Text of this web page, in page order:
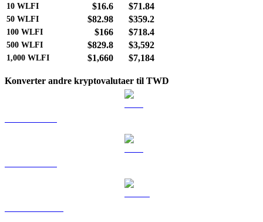
10 WLFI $16.6 $71.84
50 WLFI $82.98 $359.2
100 WLFI $166 $718.4
500 WLFI $829.8 $3,592
1,000 WLFI $1,660 $7,184
Konverter andre kryptovalutaer til TWD